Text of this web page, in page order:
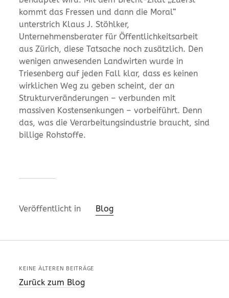
kommt das Fressen und dann die Moral“
unterstrich Klaus J. Stöhlker,
Unternehmensberater für Öffentlichkeitsarbeit
aus Zürich, diese Tatsache noch zusätzlich. Den
wenigen anwesenden Landwirten wurde in
Triesenberg auf jeden Fall klar, dass es keinen
wirklichen Weg zu geben scheint, der an
Strukturveränderungen – verbunden mit
massiven Kostensenkungen – vorbeiführt. Denn
das, was die Verarbeitungsindustrie braucht, sind
billige Rohstoffe.
Veröffentlicht in Blog
KEINE ÄLTEREN BEITRÄGE
Zurück zum Blog